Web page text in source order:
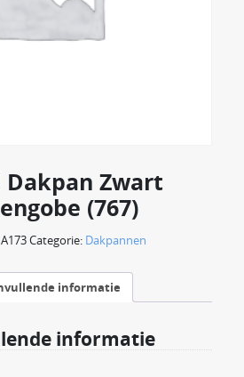
Dakpan Zwart
(767)
Categorie: Dakpannen
informatie
informatie